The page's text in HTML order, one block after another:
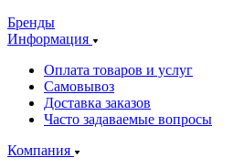
Бренды
Информация
Оплата товаров и услуг
Самовывоз
Доставка заказов
Часто задаваемые вопросы
Компания